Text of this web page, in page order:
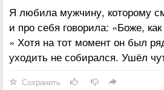
Я любила мужчину, которому
и про себя говорила: «Боже,
» Хотя на тот момент он был
уходить не собирался. Ушёл
Сохранить